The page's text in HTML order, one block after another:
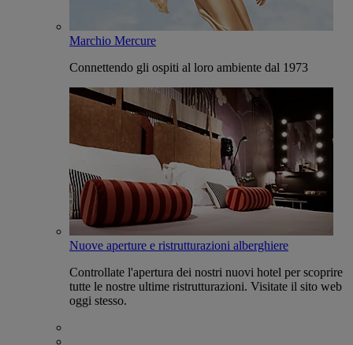
Marchio Mercure
Connettendo gli ospiti al loro ambiente dal 1973
Nuove aperture e ristrutturazioni alberghiere
Controllate l'apertura dei nostri nuovi hotel per scoprire
tutte le nostre ultime ristrutturazioni. Visitate il sito web
oggi stesso.